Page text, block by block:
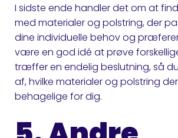
I sidste ende handler det om at
med materialer og polstring, der
dine individuelle behov og
være en god idé at prøve
træffer en endelig beslutning, så
af, hvilke materialer og polstring
behagelige for dig.